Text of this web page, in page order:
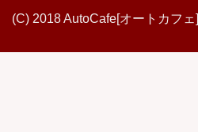
(C) 2018 AutoCafe[オートカフェ]